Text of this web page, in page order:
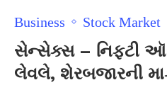
Business Stock Market
સેન્સેક્સ – નિફ્ટી
લેવલે, શેરબજારની